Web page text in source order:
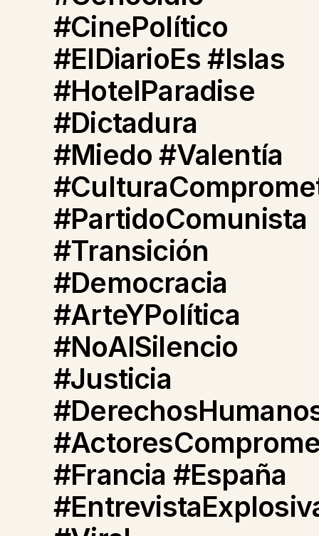
#CinePolítico
#ElDiarioEs #Islas
#HotelParadise
#Dictadura
#Miedo #Valentía
#PartidoComunista
#Transición
#Democracia
#ArteYPolítica
#NoAlSilencio
#Justicia
#Francia #España